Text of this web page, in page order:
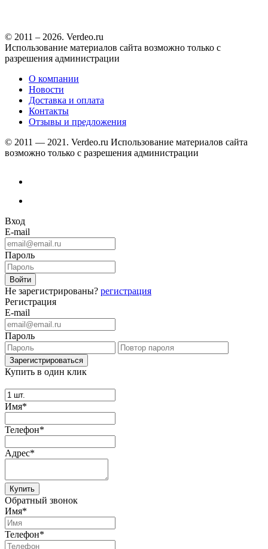
© 2011 – 2026. Verdeo.ru
Использование материалов сайта возможно только с
разрешения администрации
О компании
Новости
Доставка и оплата
Контакты
Отзывы и предложения
© 2011 — 2021. Verdeo.ru Использование материалов сайта
возможно только с разрешения администрации
Вход
E-mail
Пароль
Не зарегистрированы? регистрация
Регистрация
E-mail
Пароль
Купить в один клик
Имя*
Телефон*
Адрес*
Купить
Обратный звонок
Имя*
Телефон*